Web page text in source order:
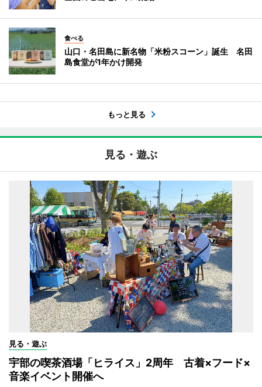
食べる
山口・名田島に新名物「米粉スコーン」誕生 名田
島食堂が1年かけ開発
もっと見る
見る・遊ぶ
見る・遊ぶ
宇部の喫茶酒場「ヒライス」2周年 古着×フード×
音楽イベント開催へ